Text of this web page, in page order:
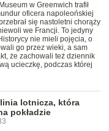
w Greenwich trafił
oficera napoleońskiej
się nastoletni chorąży
we Francji. To jedyny
nie mieli pojęcia, o
go przez wieki, a sam
że zachowali też dziennik
ucieczkę, podczas której
lotnicza, która
pokładzie